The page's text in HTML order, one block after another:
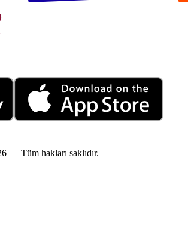
— Tüm hakları saklıdır.